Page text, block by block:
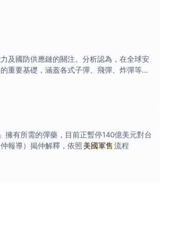
及國防供應鏈的關注。分析認為，在全球安
重要基礎，涵蓋各式子彈、飛彈、炸彈等武
有所需的彈藥，目前正暫停140億美元對台
報導）揭仲解釋，依照 美國軍售 流程